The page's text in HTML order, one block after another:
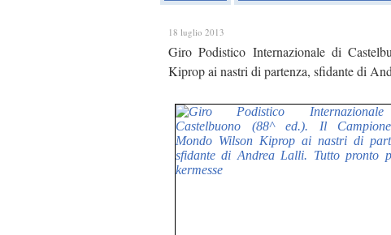
18 luglio 2013
Giro Podistico Internazionale di
Kiprop ai nastri di partenza, sfidante di